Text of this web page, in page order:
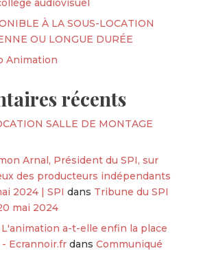
audiovisuel
À LA SOUS-LOCATION
OU LONGUE DURÉE
Animation
récents
SALLE DE MONTAGE
Arnal, Président du SPI, sur
des producteurs indépendants
2024 | SPI dans Tribune du SPI
mai 2024
a-t-elle enfin la place
Ecrannoir.frdans Communiqué